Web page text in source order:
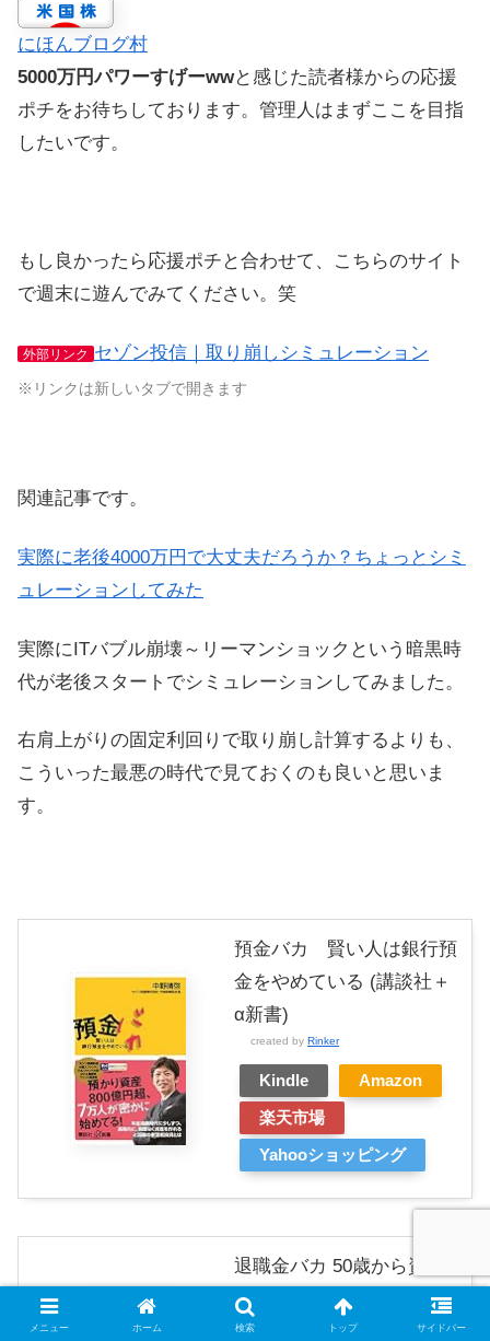
にほんブログ村
5000万円パワーすげーwwと感じた読者様からの応援
ポチをお待ちしております。管理人はまずここを目指
したいです。
もし良かったら応援ポチと合わせて、こちらのサイト
で週末に遊んでみてください。笑
外部リンク セゾン投信｜取り崩しシミュレーション
※リンクは新しいタブで開きます
関連記事です。
実際に老後4000万円で大丈夫だろうか？ちょっとシミ
ュレーションしてみた
実際にITバブル崩壊～リーマンショックという暗黒時
代が老後スタートでシミュレーションしてみました。
右肩上がりの固定利回りで取り崩し計算するよりも、
こういった最悪の時代で見ておくのも良いと思いま
す。
預金バカ 賢い人は銀行預
金をやめている (講談社＋
α新書)
created by Rinker
Kindle
Amazon
楽天市場
Yahooショッピング
退職金バカ 50歳から資産
を殖やす人、沈む人 (講談
社+α新書)
メニュー ホーム 検索 トップ サイドバー